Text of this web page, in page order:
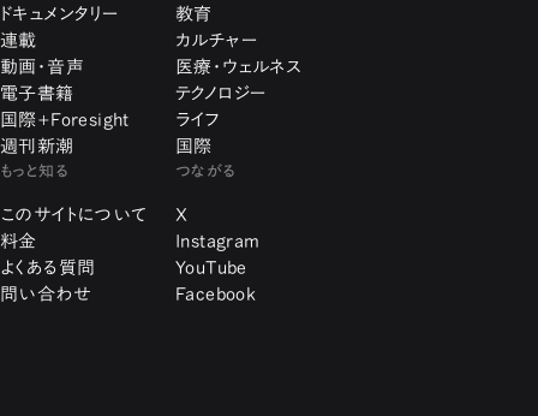
ドキュメンタリー
連載
動画・音声
電子書籍
国際+Foresight
週刊新潮
教育
カルチャー
医療・ウェルネス
テクノロジー
ライフ
国際
もっと知る
このサイトについて
料金
よくある質問
問い合わせ
つながる
X
Instagram
YouTube
Facebook